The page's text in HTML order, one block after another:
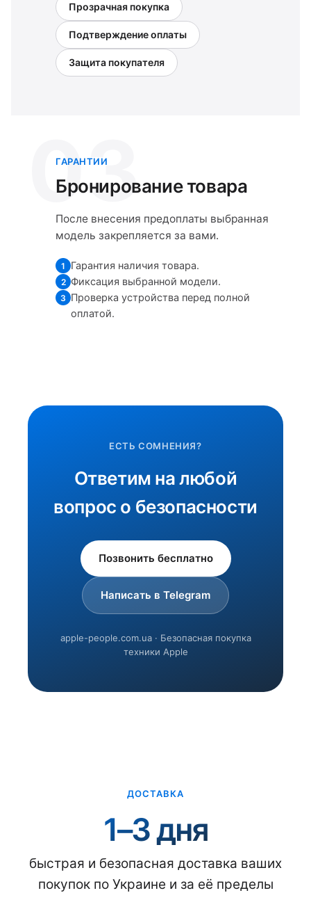
Прозрачная покупка
Подтверждение оплаты
Защита покупателя
03
ГАРАНТИИ
Бронирование товара
После внесения предоплаты выбранная
модель закрепляется за вами.
1 Гарантия наличия товара.
2 Фиксация выбранной модели.
3 Проверка устройства перед полной
оплатой.
ЕСТЬ СОМНЕНИЯ?
Ответим на любой
вопрос о безопасности
Позвонить бесплатно
Написать в Telegram
apple-people.com.ua · Безопасная покупка
техники Apple
ДОСТАВКА
1–3 дня
быстрая и безопасная доставка ваших
покупок по Украине и за её пределы